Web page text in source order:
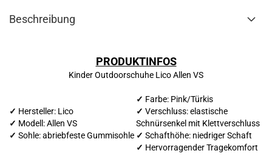
Beschreibung
PRODUKTINFOS
Kinder Outdoorschuhe Lico Allen VS
✓ Hersteller: Lico
✓ Modell: Allen VS
✓ Sohle: abriebfeste Gummisohle
✓ Farbe: Pink/Türkis
✓ Verschluss: elastische
Schnürsenkel mit Klettverschluss
✓ Schafthöhe: niedriger Schaft
✓ Hervorragender Tragekomfort